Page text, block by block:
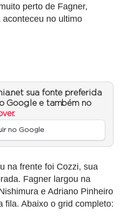
perto de Fagner,
no ultimo
sua fonte preferida
Google e também no
.
no Google
na frente foi Cozzi, sua
Fagner largou na
e Adriano Pinheiro
fila. Abaixo o grid completo: